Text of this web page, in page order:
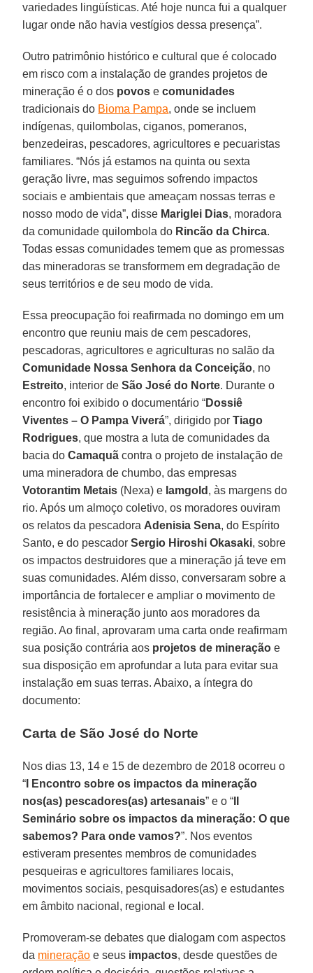
variedades lingüísticas. Até hoje nunca fui a qualquer
lugar onde não havia vestígios dessa presença”.
Outro patrimônio histórico e cultural que é colocado
em risco com a instalação de grandes projetos de
mineração é o dos povos ecomunidades
tradicionais do Bioma Pampa, onde se incluem
indígenas, quilombolas, ciganos, pomeranos,
benzedeiras, pescadores, agricultores e pecuaristas
familiares. “Nós já estamos na quinta ou sexta
geração livre, mas seguimos sofrendo impactos
sociais e ambientais que ameaçam nossas terras e
nosso modo de vida”, disse Mariglei Dias, moradora
da comunidade quilombola do Rincão da Chirca.
Todas essas comunidades temem que as promessas
das mineradoras se transformem em degradação de
seus territórios e de seu modo de vida.
Essa preocupação foi reafirmada no domingo em um
encontro que reuniu mais de cem pescadores,
pescadoras, agricultores e agriculturas no salão da
Comunidade Nossa Senhora da Conceição, no
Estreito, interior deSão José do Norte. Durante o
encontro foi exibido o documentário “Dossiê
Viventes – O Pampa Viverá”, dirigido porTiago
Rodrigues, que mostra a luta de comunidades da
bacia doCamaquã contra o projeto de instalação de
uma mineradora de chumbo, das empresas
Votorantim Metais (Nexa) e Iamgold , às margens do
rio. Após um almoço coletivo, os moradores ouviram
os relatos da pescadora Adenisia Sena, do Espírito
Santo, e do pescadorSergio Hiroshi Okasaki, sobre
os impactos destruidores que a mineração já teve em
suas comunidades. Além disso, conversaram sobre a
importância de fortalecer e ampliar o movimento de
resistência à mineração junto aos moradores da
região. Ao final, aprovaram uma carta onde reafirmam
sua posição contrária aos projetos de mineração e
sua disposição em aprofundar a luta para evitar sua
instalação em suas terras. Abaixo, a íntegra do
documento:
Carta de São José do Norte
Nos dias 13, 14 e 15 de dezembro de 2018 ocorreu o
“ I Encontro sobre os impactos da mineração
nos(as) pescadores(as) artesanais” e o “
Seminário sobre os impactos da mineração: O que
sabemos? Para onde vamos?”. Nos eventos
estiveram presentes membros de comunidades
pesqueiras e agricultores familiares locais,
movimentos sociais, pesquisadores(as) e estudantes
em âmbito nacional, regional e local.
Promoveram-se debates que dialogam com aspectos
da mineração e seus impactos, desde questões de